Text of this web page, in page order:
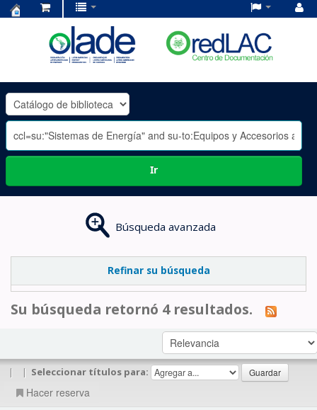
OLADE
-
Ir
Búsqueda avanzada
Refinar su búsqueda
Su búsqueda retornó 4 resultados.
| | Seleccionar títulos para:
Hacer reserva